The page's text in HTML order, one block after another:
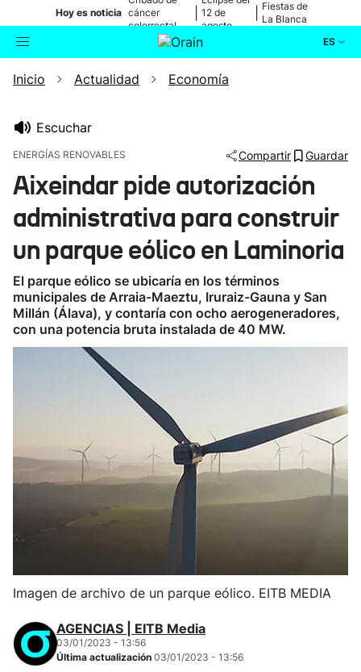
Hoy es noticia cáncer
colorrectal
12 de
agosto
Fiestas de
La Blanca
ES
Buscador Actualidad
Ikusmiran
Eguraldia
Inicio Actualidad Economía
Escuchar
ENERGÍAS RENOVABLES Compartir Guardar
Aixeindar pide autorización
administrativa para construir
un parque eólico en Laminoria
El parque eólico se ubicaría en los términos
municipales de Arraia-Maeztu, Iruraiz-Gauna y San
Millán (Álava), y contaría con ocho aerogeneradores,
con una potencia bruta instalada de 40 MW.
Imagen de archivo de un parque eólico. EITB MEDIA
AGENCIAS | EITB Media
03/01/2023 - 13:56
Última actualización 03/01/2023 - 13:56